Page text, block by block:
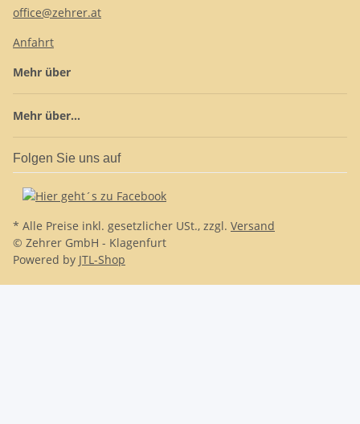
office@zehrer.at
Anfahrt
Mehr über
Mehr über...
Folgen Sie uns auf
* Alle Preise inkl. gesetzlicher USt., zzgl. Versand
© Zehrer GmbH - Klagenfurt
Powered by JTL-Shop